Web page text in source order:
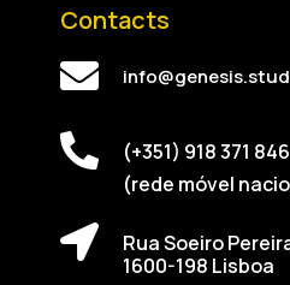
Contacts
(+351) 918 371 846
(rede móvel
Rua Soeiro
1600-198 Lisboa